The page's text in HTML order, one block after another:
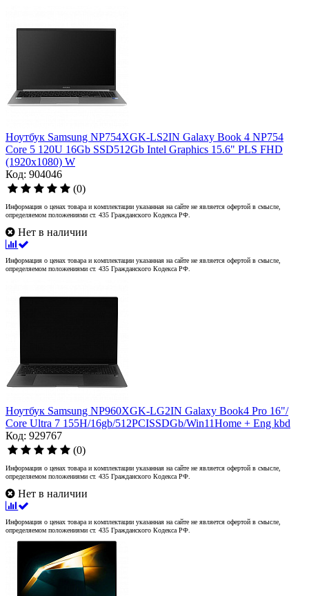
Ноутбук Samsung NP754XGK-LS2IN Galaxy Book 4 NP754
Core 5 120U 16Gb SSD512Gb Intel Graphics 15.6" PLS FHD
(1920x1080) W
Код: 904046
(0)
Информация о ценах товара и комплектации указанная на сайте не является офертой в смысле,
определяемом положениями ст. 435 Гражданского Кодекса РФ.
Нет в наличии
Информация о ценах товара и комплектации указанная на сайте не является офертой в смысле,
определяемом положениями ст. 435 Гражданского Кодекса РФ.
Ноутбук Samsung NP960XGK-LG2IN Galaxy Book4 Pro 16"/
Core Ultra 7 155H/16gb/512PCISSDGb/Win11Home + Eng kbd
Код: 929767
(0)
Информация о ценах товара и комплектации указанная на сайте не является офертой в смысле,
определяемом положениями ст. 435 Гражданского Кодекса РФ.
Нет в наличии
Информация о ценах товара и комплектации указанная на сайте не является офертой в смысле,
определяемом положениями ст. 435 Гражданского Кодекса РФ.